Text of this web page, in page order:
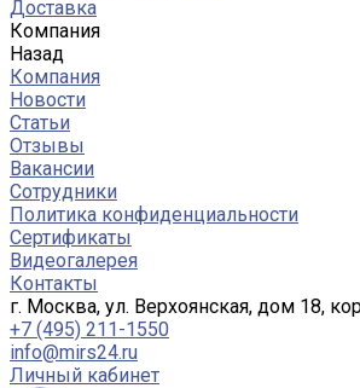
Доставка
Компания
Назад
Компания
Новости
Статьи
Отзывы
Вакансии
Сотрудники
Политика конфиденциальности
Сертификаты
Видеогалерея
Контакты
г. Москва, ул. Верхоянская, дом 18,
+7 (495) 211-1550
info@mirs24.ru
Личный кабинет